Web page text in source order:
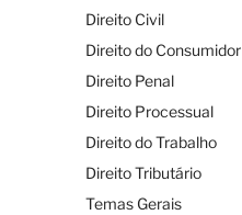
Direito Civil
Direito do Consumidor
Direito Penal
Direito Processual
Direito do Trabalho
Direito Tributário
Temas Gerais